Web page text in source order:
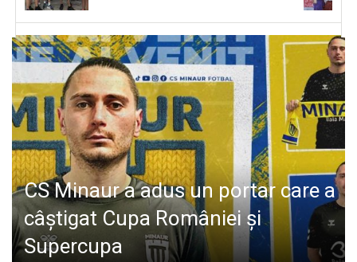
SANATATE
SPORT
SPECIAL
POLITIC
LIFE
CS Minaur a adus un portar care a
câștigat Cupa României și
Supercupa